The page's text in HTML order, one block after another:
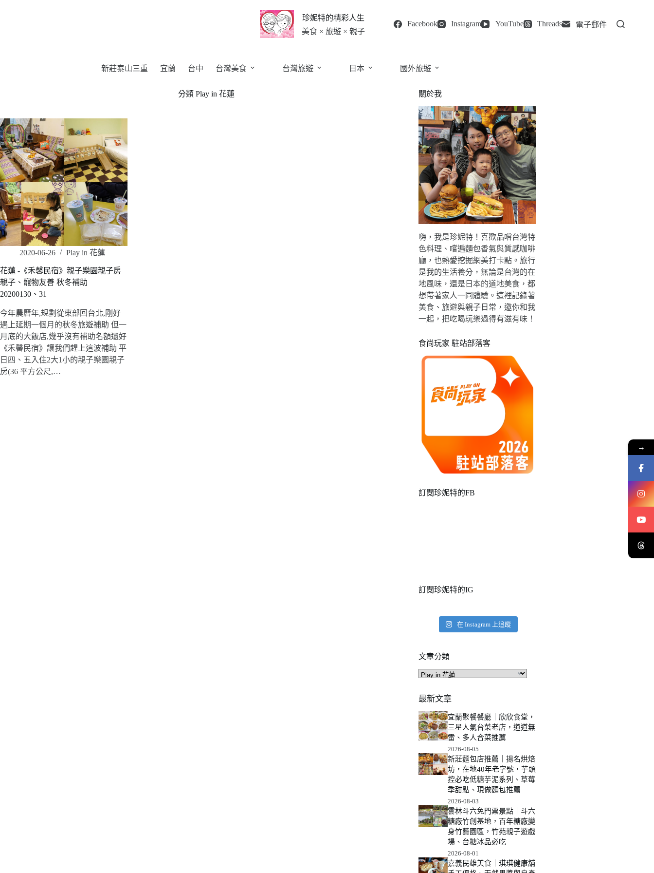
珍妮特的精彩人生
美食 × 旅遊 × 親子
Facebook Instagram YouTube Threads 電子郵件
新莊泰山三重 宜蘭 台中 台灣美食 台灣旅遊 日本 國外旅遊
分類 Play in 花蓮
2020-06-26 Play in 花蓮
花蓮 -《禾馨民宿》親子樂園親子房
親子、寵物友善 秋冬補助
20200130、31
今年農曆年,規劃從東部回台北,剛好
遇上延期一個月的秋冬旅遊補助 但一
月底的大飯店,幾乎沒有補助名額還好
《禾馨民宿》讓我們趕上這波補助 平
日四、五入住2大1小的親子樂園親子
房(36 平方公尺,…
關於我
嗨，我是珍妮特！喜歡品嚐台灣特
色料理、嚐遍麵包香氣與質感咖啡
廳，也熱愛挖掘網美打卡點。旅行
是我的生活養分，無論是台灣的在
地風味，還是日本的道地美食，都
想帶著家人一同體驗。這裡記錄著
美食、旅遊與親子日常，邀你和我
一起，把吃喝玩樂過得有滋有味！
食尚玩家 駐站部落客
訂閱珍妮特的FB
訂閱珍妮特的IG
在 Instagram 上追蹤
文章分類
文
分
類
最新文章
宜蘭聚餐餐廳｜欣欣食堂，
三星人氣台菜老店，道道無
雷、多人合菜推薦
2026-08-05
新莊麵包店推薦｜揚名烘焙
坊，在地40年老字號，芋頭
控必吃低糖芋泥系列、草莓
季甜點、現做麵包推薦
2026-08-03
雲林斗六免門票景點｜斗六
糖廠竹創基地，百年糖廠變
身竹藝園區，竹苑親子遊戲
場、台糖冰品必吃
2026-08-01
嘉義民雄美食｜琪琪健康舖
→